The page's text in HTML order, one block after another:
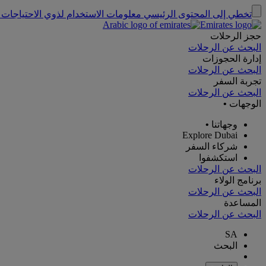
تخطي إلى المحتوى الرئيسي معلومات الاستخدام لذوي
حجز الرحلات
البحث عن الرحلات
إدارة الحجوزات
البحث عن الرحلات
تجربة السفر
البحث عن الرحلات
الوجهات •
وجهاتنا •
Explore Dubai
شركاء السفر
استكشفوا
البحث عن الرحلات
برنامج الولاء
البحث عن الرحلات
المساعدة
البحث عن الرحلات
SA
البحث